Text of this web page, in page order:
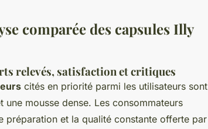
comparée des capsules Illy
relevés, satisfaction et critiques
cités en priorité parmi les utilisateurs sont
mousse dense. Les consommateurs
préparation et la qualité constante offerte par